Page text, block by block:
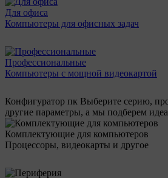
Для офиса
Компьютеры для офисных задач
Профессиональные
Компьютеры с мощной видеокартой
Конфигуратор пк Выберите серию,
другие параметры, а мы подберем
Комплектующие для компьютеров
Процессоры, видеокарты и другое